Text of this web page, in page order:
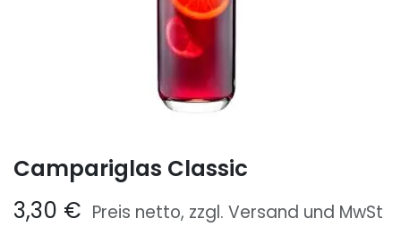
Campariglas Classic
3,30 € Preis netto, zzgl. Versand und MwSt